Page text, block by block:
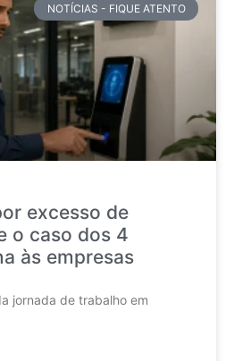
NOTÍCIAS - FIQUE ATENTO
excesso de
o caso dos 4
às empresas
jornada de trabalho em